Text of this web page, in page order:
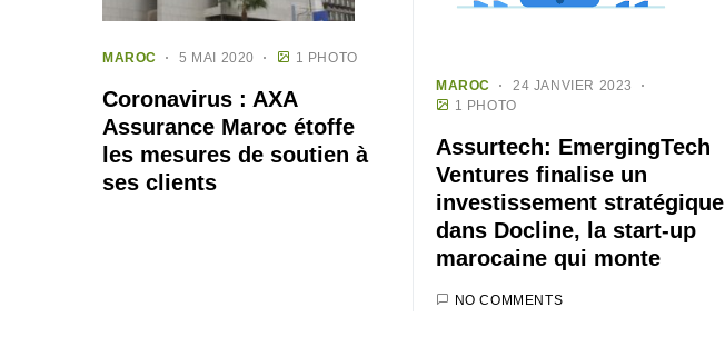
MAROC 5 MAI 2020 1 PHOTO
Coronavirus : AXA
Assurance Maroc étoffe
les mesures de soutien à
ses clients
MAROC
24 JANVIER 2023
1 PHOTO
Assurtech: EmergingTech
Ventures finalise un
investissement stratégique
dans Docline, la start-up
marocaine qui monte
NO COMMENTS